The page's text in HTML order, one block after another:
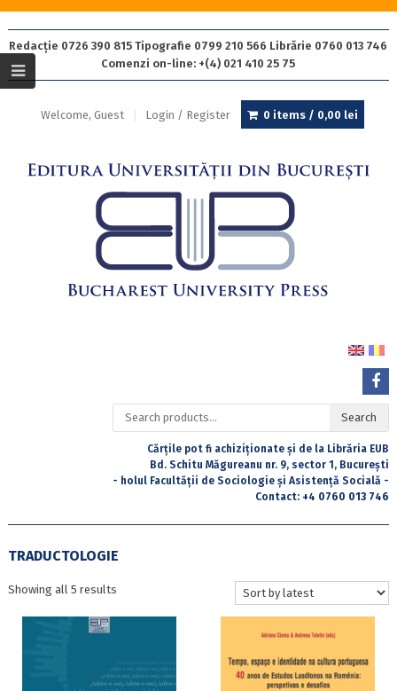
Redacție 0726 390 815 Tipografie 0799 210 566 Librărie 0760 013 746
Comenzi on-line: +(4) 021 410 25 75
Welcome, Guest Login / Register 0 items / 0,00 lei
Search
for:
Search
Cărțile pot fi achiziționate și de la Librăria EUB
Bd. Schitu Măgureanu nr. 9, sector 1, București
- holul Facultății de Sociologie și Asistență Socială -
Contact: +4 0760 013 746
TRADUCTOLOGIE
Showing all 5 resultsSorted